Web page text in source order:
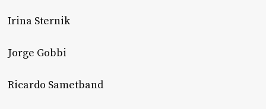
Irina Sternik
Jorge Gobbi
Ricardo Sametband